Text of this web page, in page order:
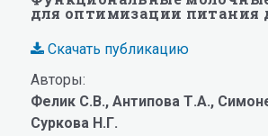
для оптимизации питания
Скачать публикацию
Авторы:
Фелик С.В., Антипова Т.А.,
Суркова Н.Г.